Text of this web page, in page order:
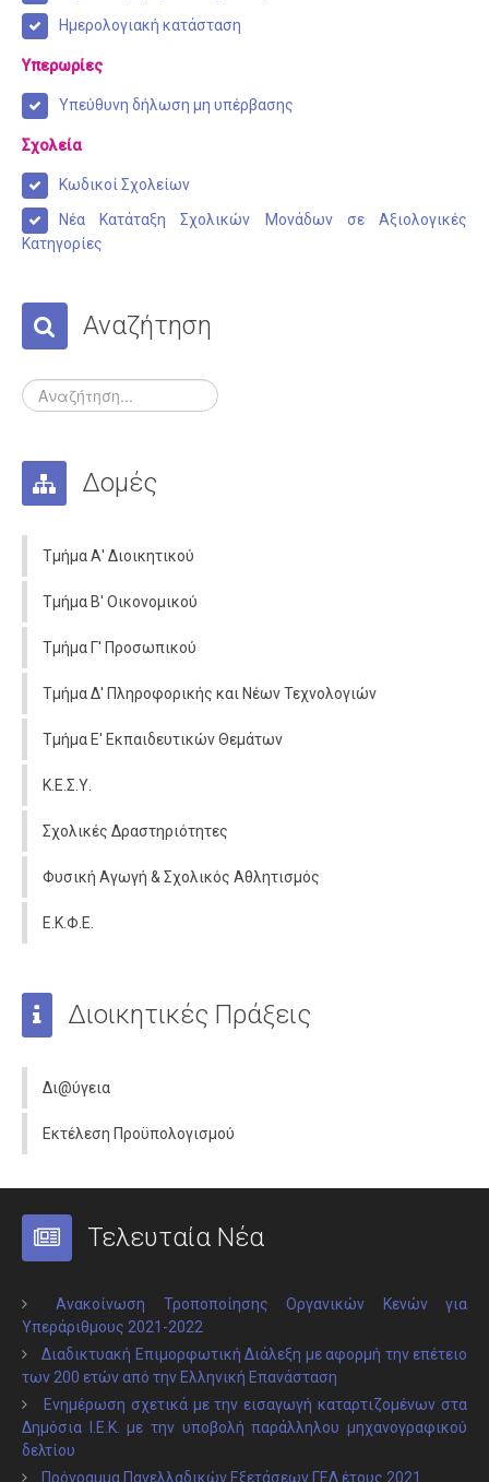
Αποσπάσεις
Διορισμοί - Προσλήψεις
Συνταξιοδοτήσεις
Μετατάξεις
Επιμoρφώσεις
Οικονομικά
Άδειες
Πανελλαδικές Εξετάσεις
Επικοινωνία
Ημερολογιακή κατάσταση
Υπερωρίες
Υπεύθυνη δήλωση μη υπέρβασης
Σχολεία
Κωδικοί Σχολείων
Νέα Κατάταξη Σχολικών Μονάδων σε Αξιολογικές
Κατηγορίες
Αναζήτηση
Δομές
Τμήμα Α' Διοικητικού
Τμήμα Β' Οικονομικού
Τμήμα Γ' Προσωπικού
Τμήμα Δ' Πληροφορικής και Νέων Τεχνολογιών
Τμήμα Ε' Εκπαιδευτικών Θεμάτων
Κ.Ε.Σ.Υ.
Σχολικές Δραστηριότητες
Φυσική Αγωγή & Σχολικός Αθλητισμός
Ε.Κ.Φ.Ε.
Διοικητικές Πράξεις
Δι@ύγεια
Εκτέλεση Προϋπολογισμού
Τελευταία Νέα
Ανακοίνωση Τροποποίησης Οργανικών Κενών για
Υπεράριθμους 2021-2022
Διαδικτυακή Επιμορφωτική Διάλεξη με αφορμή την επέτειο
των 200 ετών από την Ελληνική Επανάσταση
Ενημέρωση σχετικά με την εισαγωγή καταρτιζομένων στα
Δημόσια Ι.Ε.Κ. με την υποβολή παράλληλου μηχανογραφικού
δελτίου
Πρόγραμμα Πανελλαδικών Εξετάσεων ΓΕΛ έτους 2021